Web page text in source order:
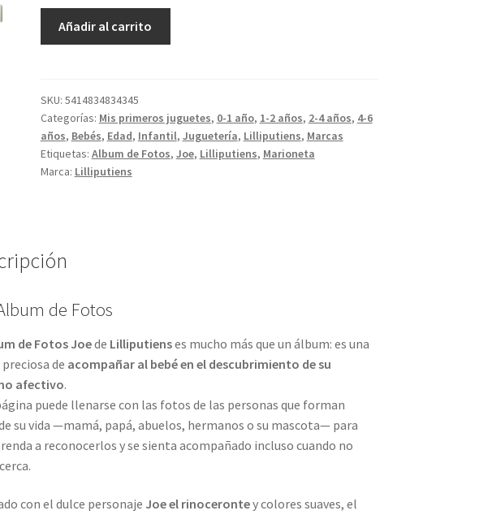
cantidad
Añadir al carrito
SKU: 5414834834345
Categorías: Mis primeros juguetes, 0-1 año, 1-2 años, 2-4 años, 4-6
años, Bebés, Edad, Infantil, Juguetería, Lilliputiens, Marcas
Etiquetas: Album de Fotos, Joe, Lilliputiens, Marioneta
Marca: Lilliputiens
de Fotos
de Fotos Joede Lilliputienses mucho más que un álbum: es una
de acompañar al bebé en el descubrimiento de su
afectivo.
puede llenarse con las fotos de las personas que forman
su vida —mamá, papá, abuelos, hermanos o su mascota— para
a reconocerlos y se sienta acompañado incluso cuando no
con el dulce personaje Joe el rinocerontey colores suaves, el